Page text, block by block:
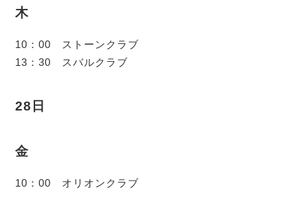
木
10：00 ストーンクラブ
13：30 スバルクラブ
28日
金
10：00 オリオンクラブ